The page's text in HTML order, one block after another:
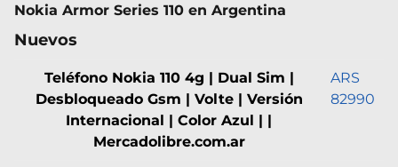
Nokia Armor Series 110 en Argentina
Nuevos
Teléfono Nokia 110 4g | Dual Sim |
Desbloqueado Gsm | Volte | Versión
Internacional | Color Azul | |
Mercadolibre.com.ar
ARS
82990